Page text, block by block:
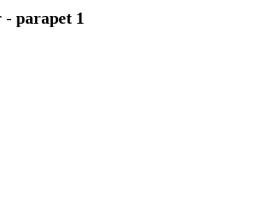
parapet 1